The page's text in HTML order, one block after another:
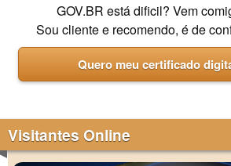
GOV.BR está dificil? Vem
Sou cliente e recomendo, é de
Quero meu certificado
Visitantes Online